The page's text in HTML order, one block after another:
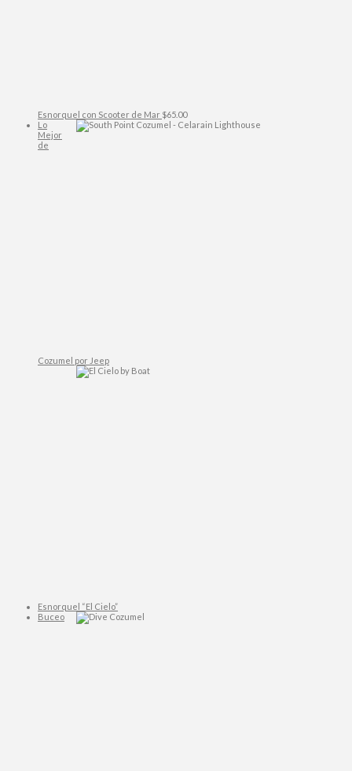
Esnorquel con Scooter de Mar $65.00
Lo
Mejor
de
Cozumel por Jeep
Esnorquel “El Cielo”
Buceo